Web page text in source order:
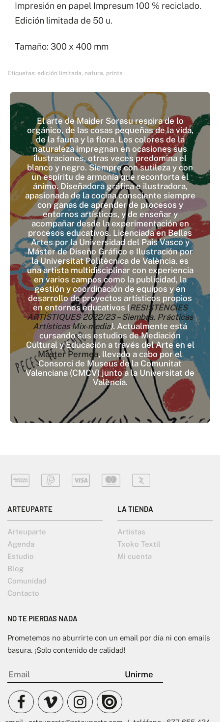
Impresión en papel Impresum 100 % reciclado.
Edición limitada de 50 u.
Tamaño: 300 x 400 mm
Etiquetas: edición limitada, natura, prints
El arte de Maider Sorasu respira de lo
orgánico, de las cosas pequeñas de la vida,
de la fauna y la flora. Los colores de la
naturaleza impregnan en ocasiones sus
ilustraciones, otras veces predomina el
blanco y negro. Siempre con sutileza y con
un espíritu de armonía que reconforta el
ánimo. Diseñadora gráfica e ilustradora,
apasionada de la cocina consciente siempre
con ganas de aprender de procesos y
entornos artísticos, y de enseñar y
acompañar desde la experimentación en
procesos educativos. Licenciada en Bellas
Artes por la Universidad del País Vasco y
Máster de Diseño Gráfico e Ilustración por
la Universitat Politècnica de València, es
una artista multidisciplinar con experiencia
en varios campos como la publicidad, la
gestión y coordinación de equipos y en
desarrollo de proyectos artísticos propios
en entornos educativos (RESISTÈNCIES
ARTÍSTIQUES 2022/23 – Siembra. Prácticas
Artísticas Mix-media). Actualmente está
cursando sus estudios de Mediación
Cultural y Educación a través del Arte en el
Master Permea, llevado a cabo por el
Consorci de Museus de la Comunitat
Valenciana (CMCV) junto a la Universitat de
València.
ARTEUPARTE
Arteuparte
Agenda
Estudio
Blog
Comunidad
Contacto
LA TIENDA
Artistas
Txoko Textil
Mi cuenta
NO TE PIERDAS NADA
Prometemos no aburrirte con un email por día ni con emails
basura. ¡Solo contenido de calidad!